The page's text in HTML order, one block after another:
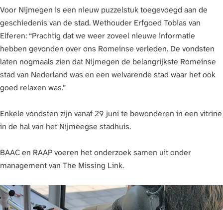
Voor Nijmegen is een nieuw puzzelstuk toegevoegd aan de
geschiedenis van de stad. Wethouder Erfgoed Tobias van
Elferen: “Prachtig dat we weer zoveel nieuwe informatie
hebben gevonden over ons Romeinse verleden. De vondsten
laten nogmaals zien dat Nijmegen de belangrijkste Romeinse
stad van Nederland was en een welvarende stad waar het ook
goed relaxen was.”
Enkele vondsten zijn vanaf 29 juni te bewonderen in een vitrine
in de hal van het Nijmeegse stadhuis.
BAAC en RAAP voeren het onderzoek samen uit onder
management van The Missing Link.